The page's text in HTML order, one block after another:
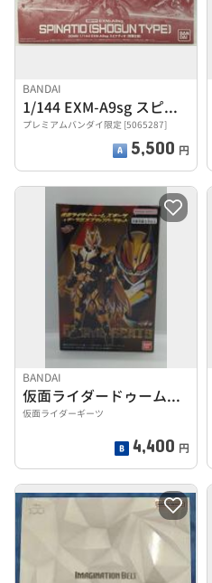
BANDAI
1/144 EXM-A9sg スピナティオ(将軍仕様)
プレミアムバンダイ限定 [5065287]
5,500 円
BANDAI
仮面ライダードゥームズギーツ＆ギーツⅨオプションパーツセット
仮面ライダーギーツ
4,400 円